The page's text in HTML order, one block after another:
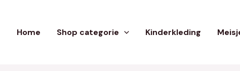
Home Shop categorie Kinderkleding